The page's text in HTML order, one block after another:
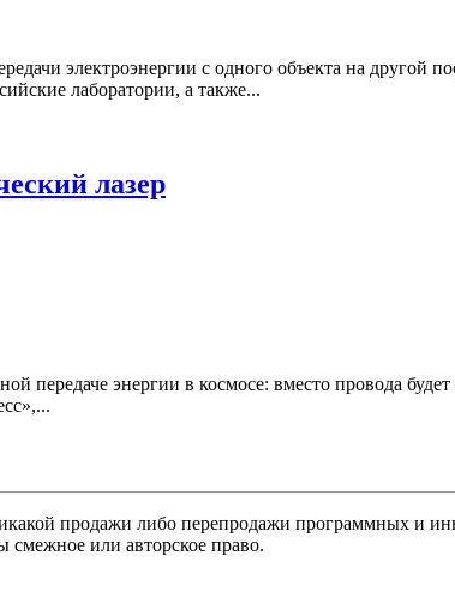
электроэнергии с одного объекта на другой
лаборатории, а также...
лазер
передаче энергии в космосе: вместо провода
продажи либо перепродажи программных и
смежное или авторское право.